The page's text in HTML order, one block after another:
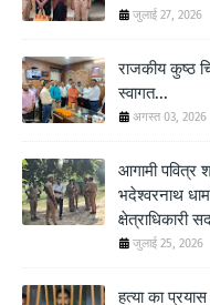
जुलाई 27, 2026
राजकीय कुष्ठ
स्वागत...
अगस्त 03, 2026
आगामी पवित्र
भदेश्वरनाथ
क्षेत्राधिकारी
जुलाई 25, 2026
हत्या का